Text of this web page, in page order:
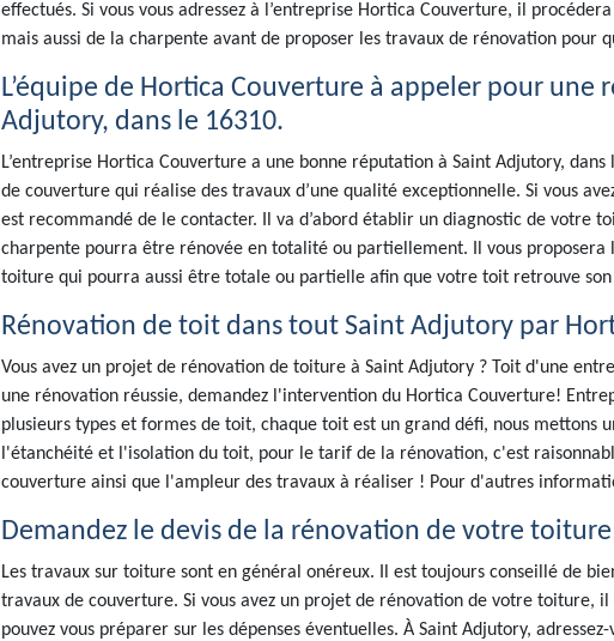
effectués. Si vous vous adressez à l’entreprise Hortica Couverture, il
mais aussi de la charpente avant de proposer les travaux de rénovation pour
L’équipe de Hortica Couverture à appeler pour
Adjutory, dans le 16310.
L’entreprise Hortica Couverture a une bonne réputation à Saint Adjutory,
de couverture qui réalise des travaux d’une qualité exceptionnelle. Si vous
est recommandé de le contacter. Il va d’abord établir un diagnostic de votre
charpente pourra être rénovée en totalité ou partiellement. Il vous
toiture qui pourra aussi être totale ou partielle afin que votre toit retrouve
Rénovation de toit dans tout Saint Adjutory par
Vous avez un projet de rénovation de toiture à Saint Adjutory ? Toit d'une
une rénovation réussie, demandez l'intervention du Hortica Couverture!
plusieurs types et formes de toit, chaque toit est un grand défi, nous mettons
l'étanchéité et l'isolation du toit, pour le tarif de la rénovation, c'est
couverture ainsi que l'ampleur des travaux à réaliser ! Pour d'autres
Demandez le devis de la rénovation de votre
Les travaux sur toiture sont en général onéreux. Il est toujours conseillé de
travaux de couverture. Si vous avez un projet de rénovation de votre toiture, il
pouvez vous préparer sur les dépenses éventuelles. À Saint Adjutory,